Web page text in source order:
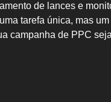
de lances e
tarefa única, mas
campanha de PPC